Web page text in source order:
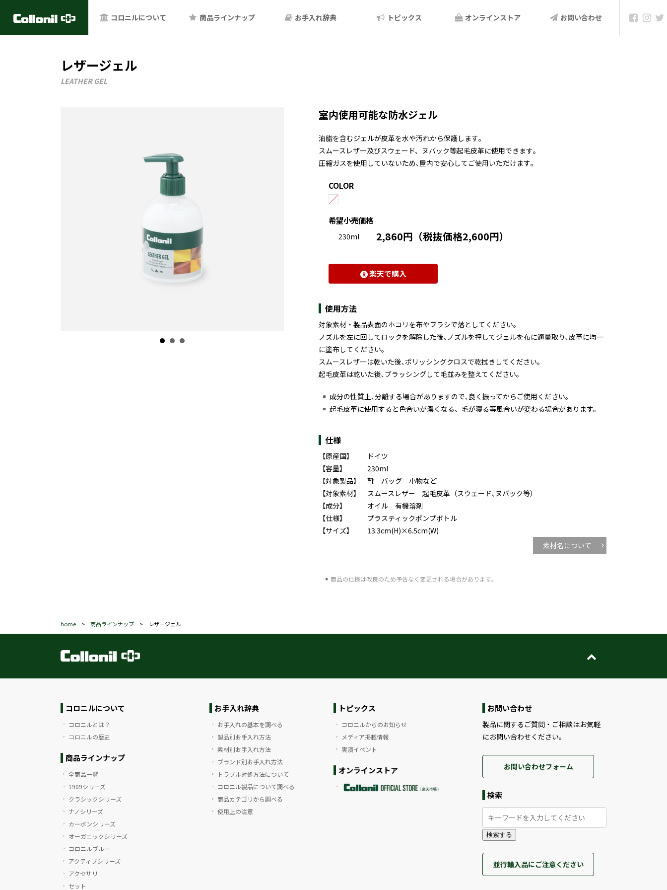
コロニルについて 商品ラインナップ お手入れ辞典 トピックス オンラインストア お問い合わせ
レザージェル
LEATHER GEL
室内使用可能な防水ジェル
油脂を含むジェルが皮革を水や汚れから保護します｡
スムースレザー及びスウェード、ヌバック等起毛皮革に使用できます｡
圧縮ガスを使用していないため､屋内で安心してご使用いただけます｡
COLOR
希望小売価格
230ml 2,860円（税抜価格2,600円）
楽天で購入
使用方法
対象素材・製品表面のホコリを布やブラシで落としてください｡
ノズルを左に回してロックを解除した後､ノズルを押してジェルを布に適量取り､皮革に均一
に塗布してください｡
スムースレザーは乾いた後､ポリッシングクロスで乾拭きしてください｡
起毛皮革は乾いた後､ブラッシングして毛並みを整えてください｡
成分の性質上､分離する場合がありますので､良く振ってからご使用ください｡
起毛皮革に使用すると色合いが濃くなる、毛が寝る等風合いが変わる場合があります。
仕様
【原産国】
ドイツ
【容量】
230ml
【対象製品】
靴 バッグ 小物など
【対象素材】
スムースレザー 起毛皮革（スウェード､ヌバック等）
【成分】
オイル 有機溶剤
【仕様】
プラスティックポンプボトル
【サイズ】
13.3cm(H)×6.5cm(W)
素材名について
商品の仕様は改良のため予告なく変更される場合があります｡
home > 商品ラインナップ > レザージェル
コロニルについて
コロニルとは？
コロニルの歴史
商品ラインナップ
全商品一覧
1909シリーズ
クラシックシリーズ
ナノシリーズ
カーボンシリーズ
オーガニックシリーズ
コロニルブルー
アクティブシリーズ
アクセサリ
セット
お手入れ辞典
お手入れの基本を調べる
製品別お手入れ方法
素材別お手入れ方法
ブランド別お手入れ方法
トラブル対処方法について
コロニル製品について調べる
商品カテゴリから調べる
使用上の注意
トピックス
コロニルからのお知らせ
メディア掲載情報
実演イベント
オンラインストア
お問い合わせ
製品に関するご質問・ご相談はお気軽
にお問い合わせください。
お問い合わせフォーム
検索
検索する
並行輸入品にご注意ください